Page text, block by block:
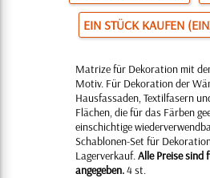
EIN STÜCK KAUFEN
Matrize für Dekoration mit
Motiv. Für Dekoration der
Hausfassaden, Textilfasern
Flächen, die für das Färben
einschichtige
Schablonen-Set für
Lagerverkauf.Alle Preise sind
angegeben.4 st.